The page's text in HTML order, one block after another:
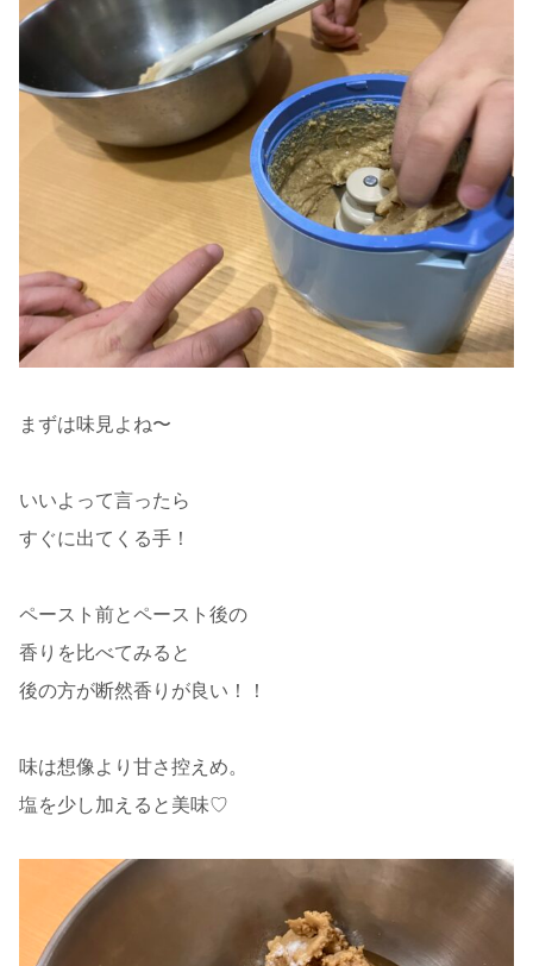
まずは味見よね〜
いいよって言ったら
すぐに出てくる手！
ペースト前とペースト後の
香りを比べてみると
後の方が断然香りが良い！！
味は想像より甘さ控えめ。
塩を少し加えると美味♡